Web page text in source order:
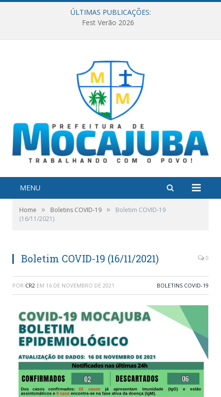
ÚLTIMAS PUBLICAÇÕES:
Fest Verão 2026
MENU
Home » Boletins COVID-19 »
Boletim COVID-19
(16/11/2021)
Boletim COVID-19 (16/11/2021) 0
POR CR2 EM 16 DE NOVEMBRO DE 2021 BOLETINS COVID-19